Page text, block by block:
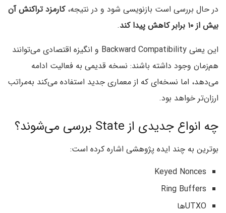
در حال بررسی است بازنویسی شود و در نتیجه،کارمزد تراکنش آن
بیش از ۱۰ برابر کاهش پیدا کند
.
این یعنی Backward Compatibility و انگیزه اقتصادی می‌توانند
هم‌زمان وجود داشته باشند: نسخه قدیمی به فعالیت ادامه
می‌دهد، اما نسخه‌ای که از معماری جدید استفاده می‌کند به‌مراتب
ارزان‌تر خواهد بود.
چه انواع جدیدی از State بررسی می‌شوند؟
بوترین به چند ایده پژوهشی اشاره کرده است:
Keyed Nonces
Ring Buffers
UTXOها